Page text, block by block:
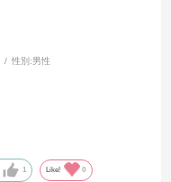
性別:男性
1 Like! 0